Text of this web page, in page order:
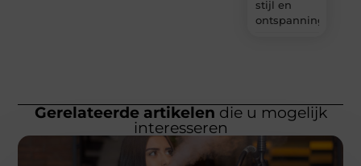
stijl en
ontspanning?
Gerelateerde artikelen die u mogelijk
interesseren